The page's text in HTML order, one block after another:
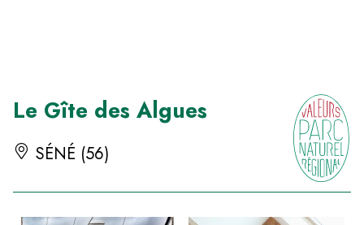
Le Gîte des Algues
SÉNÉ (56)